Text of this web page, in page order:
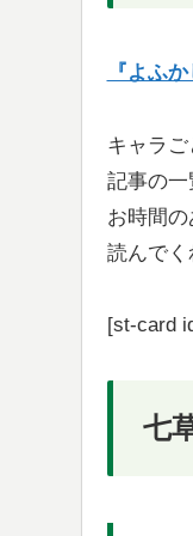
『よふ
キャラ
記事の一
お時間
読んでく
[st-card
七